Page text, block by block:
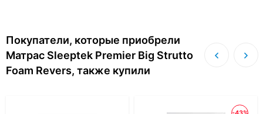
Покупатели, которые приобрели
Матрас Sleeptek Premier Big Strutto
Foam Revers, также купили